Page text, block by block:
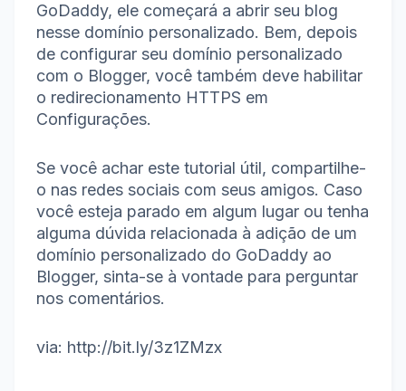
GoDaddy, ele começará a abrir seu blog
nesse domínio personalizado. Bem, depois
de configurar seu domínio personalizado
com o Blogger, você também deve habilitar
o redirecionamento HTTPS em
Configurações.
Se você achar este tutorial útil, compartilhe-
o nas redes sociais com seus amigos. Caso
você esteja parado em algum lugar ou tenha
alguma dúvida relacionada à adição de um
domínio personalizado do GoDaddy ao
Blogger, sinta-se à vontade para perguntar
nos comentários.
via: http://bit.ly/3z1ZMzx